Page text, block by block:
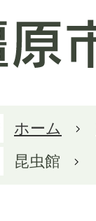
ホーム
昆虫館